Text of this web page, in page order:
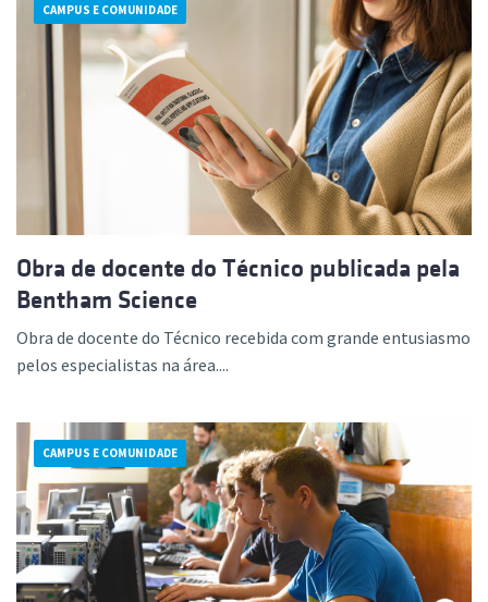
CAMPUS E COMUNIDADE
Obra de docente do Técnico publicada pela
Bentham Science
Obra de docente do Técnico recebida com grande entusiasmo
pelos especialistas na área....
CAMPUS E COMUNIDADE